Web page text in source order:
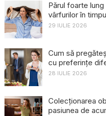
Părul foarte
vârfurilor în
29 IULIE 2026
Cum să
cu preferințe
28 IULIE 2026
Colecționarea
pasiunea de